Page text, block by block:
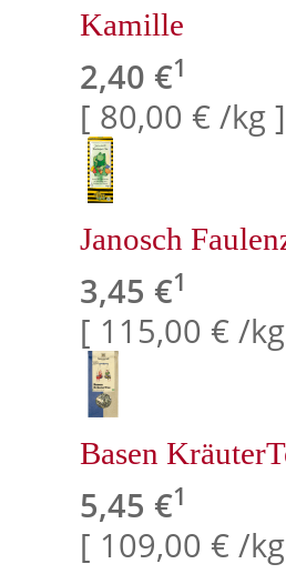
Kamille
2,40 €1
[ 80,00 € /kg ]
Janosch
3,45 €1
[ 115,00 € /
Basen
5,45 €1
[ 109,00 € /